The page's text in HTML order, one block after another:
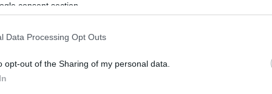
consent section.
Data Processing Opt Outs
opt-out of the Sharing of my personal data.
a kilátó felújítása fontos lépés,
az aktív turizmusba is indokolt. Mint
a túrázók, terepfutók, kerékpárosok és
kilátó pedig nemcsak Eger panorámáját
is.